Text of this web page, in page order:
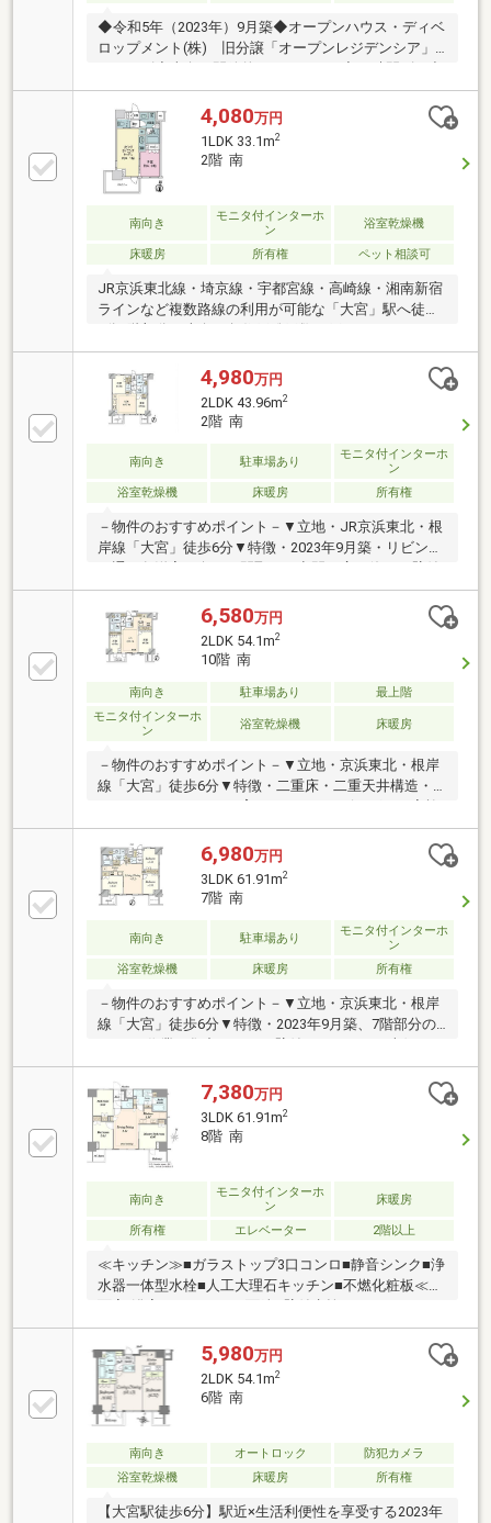
◆令和5年（2023年）9月築◆オープンハウス・ディベ
ロップメント(株) 旧分譲「オープンレジデンシア」
し可能◆ペット飼育可（使用細則有）◆二重構造の
床・天井◆設計・建設住宅性能証明書取得◆宅配ロッ
カー付き◆光ファイバーインターネット （つなぐネ
ットコミュニケーションズ）◆新規リフォーム実施
※2026年6月完了
4,080万円
1LDK 33.1m2
2階 南
南向き
モニタ付インターホ
ン
浴室乾燥機
床暖房 所有権 ペット相談可
JR京浜東北線・埼京線・宇都宮線・高崎線・湘南新宿
ラインなど複数路線の利用が可能な「大宮」駅へ徒歩
ット飼育可能（飼育細則有）―2面採光・南向き角住戸
につき日当たり良好―約9.0帖の広々したリビングダイ
ニングキッチン独立型バルコニー1.4ｍ×1.6mのゆった
りバスルームLDKには温水式床暖房（キッチン）…ス
（浴 室）…浴室換気乾燥機（洗面台）…三面鏡の裏
側には収納付、アメニティグッズをまとめてしまえる
収納力があります。
4,980万円
2LDK 43.96m2
2階 南
南向き 駐車場あり
モニタ付インターホ
ン
浴室乾燥機
床暖房 所有権
－物件のおすすめポイント－▼立地・JR京浜東北・根
岸線「大宮」徒歩6分▼特徴・2023年9月築・リビング
キッチン、浄水器付・南向きバルコニー・ペット飼育
可(細則有)・室内きれいにお使いです▼設備・床暖房
(LDK)・浴室暖房乾燥機・非接触キーシステム・宅配
ボックス・オートロック▼周辺環境・ファミリーマー
大宮ルミネ1店 徒歩7分(約520m)■ ご希望の住まい探し
をお手伝いします ━━━━━・・・物件の詳細・ご相
談はお気軽にお問い合わせください。
6,580万円
2LDK 54.1m2
10階 南
南向き 駐車場あり
最上階
モニタ付インターホ
ン
浴室乾燥機 床暖房
－物件のおすすめポイント－▼立地・京浜東北・根岸
線「大宮」徒歩6分▼特徴・二重床・二重天井構造・
が憩うLDは足元から温まる床暖房付・キッチンはお料
理に集中しやすい独立タイプ・各居室に収納スペース
を配置・オートロック・宅配ボックス付・ペット飼育
可能(細則有)▼設備・食器洗乾燥機・浴室乾燥機▼周
辺環境・成城石井ルミネ大宮ルミネ1店 徒歩7分(約
520m)・さいたま市大宮小学校 徒歩8分(約590m)■ ご
希望の住まい探しをお手伝いします ━━━━━・・・
物件の詳細・ご相談はお気軽にお問い合わせくださ
い。
6,980万円
3LDK 61.91m2
7階 南
南向き 駐車場あり
モニタ付インターホ
ン
浴室乾燥機
床暖房 所有権
－物件のおすすめポイント－▼立地・京浜東北・根岸
線「大宮」徒歩6分▼特徴・2023年9月築、7階部分の
ルコニー・アウトドアユニットヤード有・ペット飼育
可(規約制限有)・室内綺麗にお使いです▼設備・床暖
房(LD)・浴室暖房乾燥機・浄水器・非接触キー・オー
トロック▼周辺環境・大宮高島屋 徒歩4分(約320m)・
成城石井ルミネ大宮ルミネ1店 徒歩7分(約520m)※室外
機置場／2.36平米■ ご希望の住まい探しをお手伝いし
ます ━━━━━・・・物件の詳細・ご相談はお気軽に
7,380万円
3LDK 61.91m2
8階 南
南向き
モニタ付インターホ
ン
床暖房
所有権 エレベーター 2階以上
≪キッチン≫■ガラストップ3口コンロ■静音シンク■浄
水器一体型水栓■人工大理石キッチン■不燃化粧板≪洗
ト一体型便器■縦型ミラー（浴室）≪アメニティ
≫■TES温水式床暖房■24時間換気システム■エコジョ
ーズ≪構造≫■二重床・二重天井
5,980万円
2LDK 54.1m2
6階 南
南向き オートロック
防犯カメラ
浴室乾燥機
床暖房 所有権
【大宮駅徒歩6分】駅近×生活利便性を享受する2023年